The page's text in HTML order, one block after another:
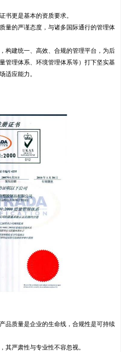
书更是基本的资质要求。
量的严谨态度，与诸多国际通行的管理体
构建统一、高效、合规的管理平台，为后
管理体系、环境管理体系等）打下坚实基
适应能力。
品质量是企业的生命线，合规性是可持续
其严肃性与专业性不容忽视。